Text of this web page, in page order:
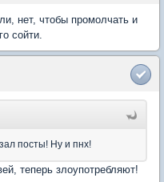
нет, чтобы промолчать и
сойти.
посты! Ну и пнх!
теперь злоупотребляют!